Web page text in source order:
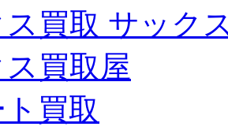
買取 サック
買取屋
買取